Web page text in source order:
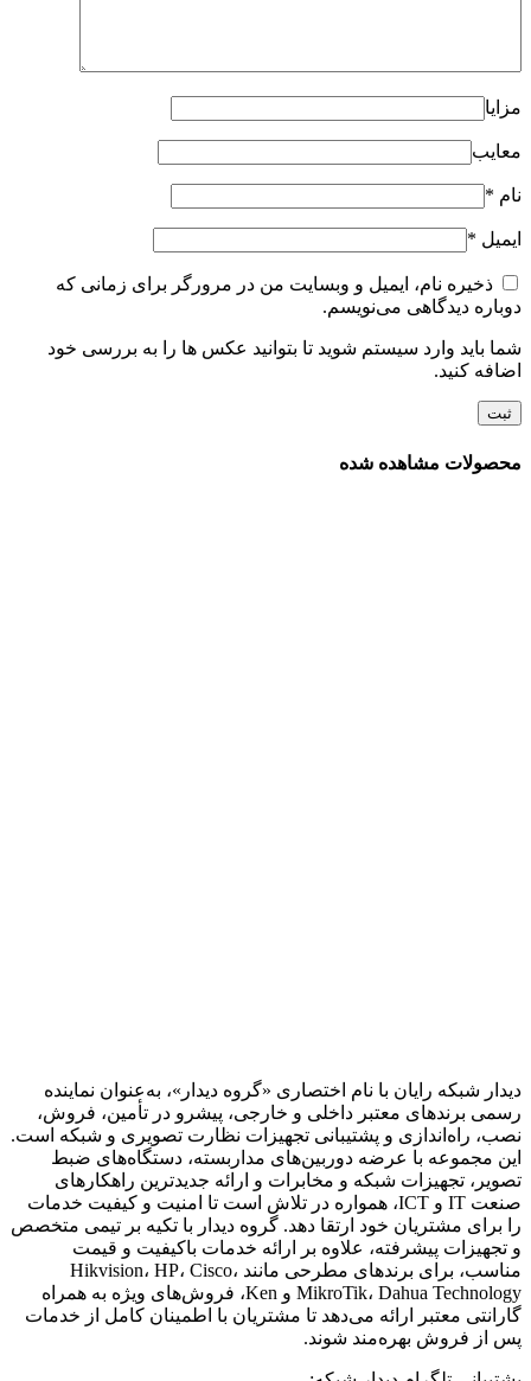
مزایا
معایب
نام *
ایمیل *
ذخیره نام، ایمیل و وبسایت من در مرورگر برای زمانی که
دوباره دیدگاهی می‌نویسم.
شما باید وارد سیستم شوید تا بتوانید عکس ها را به بررسی خود
اضافه کنید.
محصولات مشاهده شده
دیدار شبکه رایان با نام اختصاری «گروه دیدار»، به‌عنوان نماینده
رسمی برندهای معتبر داخلی و خارجی، پیشرو در تأمین، فروش،
نصب، راه‌اندازی و پشتیبانی تجهیزات نظارت تصویری و شبکه است.
این مجموعه با عرضه دوربین‌های مداربسته، دستگاه‌های ضبط
تصویر، تجهیزات شبکه و مخابرات و ارائه جدیدترین راهکارهای
صنعت IT و ICT، همواره در تلاش است تا امنیت و کیفیت خدمات
را برای مشتریان خود ارتقا دهد. گروه دیدار با تکیه بر تیمی متخصص
و تجهیزات پیشرفته، علاوه بر ارائه خدمات باکیفیت و قیمت
مناسب، برای برندهای مطرحی مانند Hikvision، HP، Cisco،
MikroTik، Dahua Technology و Ken، فروش‌های ویژه به همراه
گارانتی معتبر ارائه می‌دهد تا مشتریان با اطمینان کامل از خدمات
پس از فروش بهره‌مند شوند.